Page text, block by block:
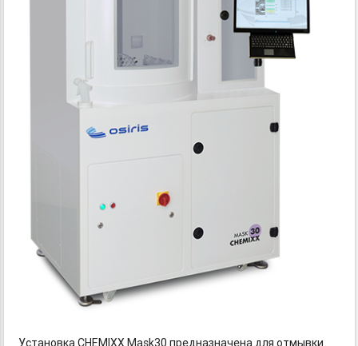
Установка CHEMIXX Mask30 предназначена для отмывки